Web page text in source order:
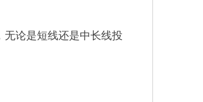
论是短线还是中长线投